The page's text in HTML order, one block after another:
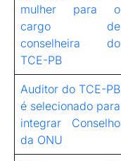
mulher para o
cargo de
conselheira do
TCE-PB
Auditor do TCE-PB
é selecionado para
integrar Conselho
da ONU